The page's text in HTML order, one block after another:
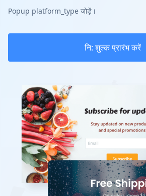
Popup platform_type जोड़ें।
नि: शुल्क प्रारंभ करें